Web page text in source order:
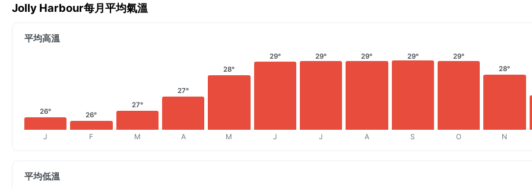
Jolly Harbour每月平均氣溫
平均高溫
26°
J
26°
F
27°
M
27°
A
28°
M
29°
J
29°
J
29°
A
29°
S
29°
O
28°
N
平均低溫